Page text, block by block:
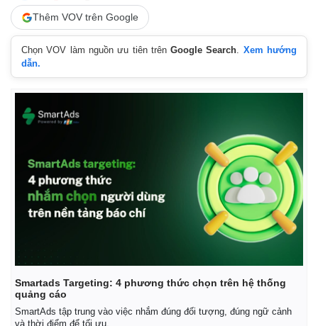
Vụ án
Tin nóng
Thêm VOV trên Google
Chọn VOV làm nguồn ưu tiên trênGoogle Search. Xem hướng
dẫn.
Smartads Targeting: 4 phương thức chọn trên hệ thống
quảng cáo
SmartAds tập trung vào việc nhắm đúng đối tượng, đúng ngữ cảnh
và thời điểm để tối ưu.